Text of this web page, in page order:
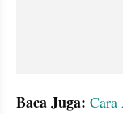
Baca Juga: